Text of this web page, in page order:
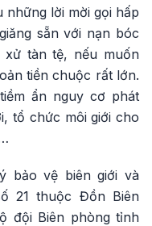
những lời mời gọi hấp
sẵn với nạn bóc
tàn tệ, nếu muốn
tiền chuộc rất lớn.
ẩn nguy cơ phát
tổ chức môi giới cho
bảo vệ biên giới và
21 thuộc Đồn Biên
đội Biên phòng tỉnh